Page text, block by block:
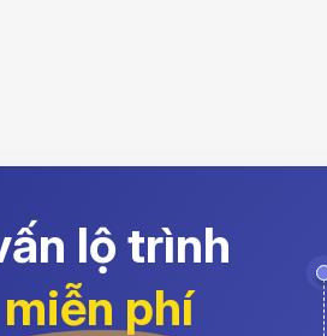
lộ trình
miễn phí